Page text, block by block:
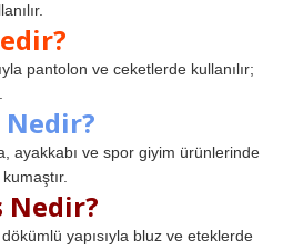
pantolon ve ceketlerde kullanılır;
Nedir?
ayakkabı ve spor giyim ürünlerinde
Nedir?
yapısıyla bluz ve eteklerde